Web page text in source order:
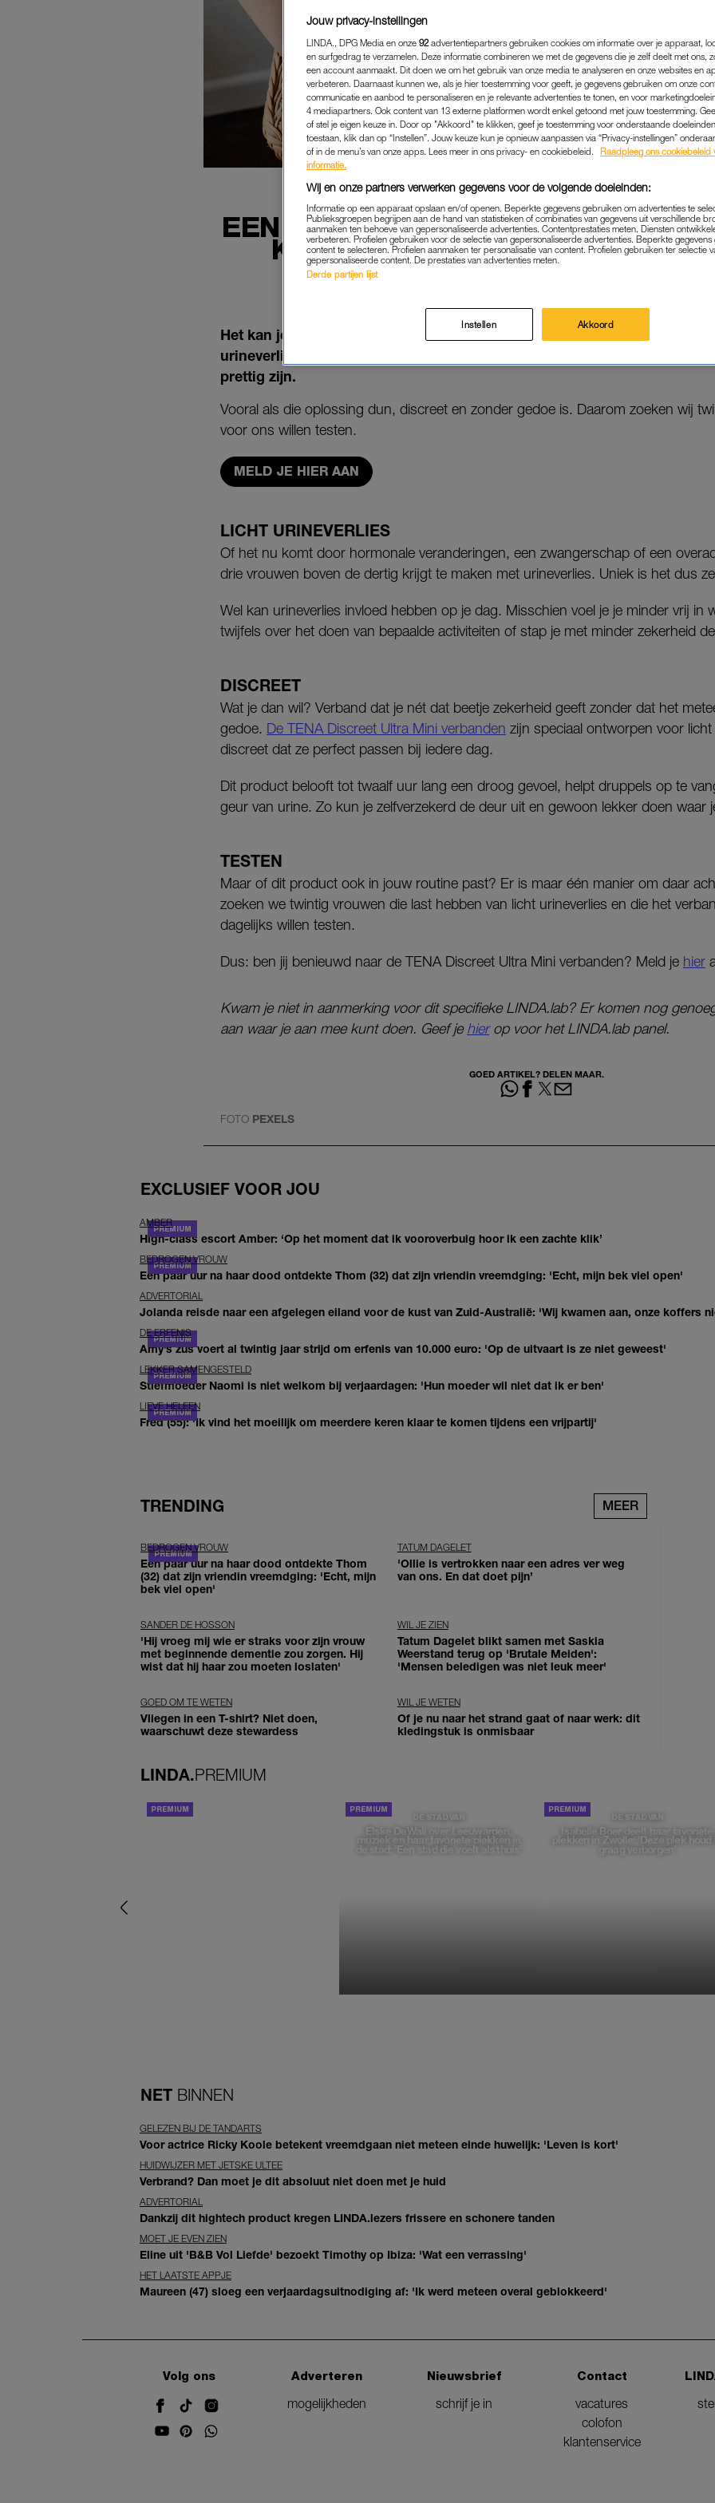
EEN OP DE DRIE VROUWEN BOVEN
KRIJGT ERMEE TE MAKEN:
ONZICHTBARE OPLOSSING
ADVERTORIAL|TENA
Het kan je zomaar overkomen tijdens het lachen, sporten of gewoon op
urineverlies. Daar hoef je je niet voor te schamen, maar toch kan een
prettig zijn.
Vooral als die oplossing dun, discreet en zonder gedoe is. Daarom zoeken wij
voor ons willen testen.
MELD JE HIER AAN
LICHT URINEVERLIES
Of het nu komt door hormonale veranderingen, een zwangerschap of een
drie vrouwen boven de dertig krijgt te maken met urineverlies. Uniek is het dus
Wel kan urineverlies invloed hebben op je dag. Misschien voel je je minder vrij in
twijfels over het doen van bepaalde activiteiten of stap je met minder zekerheid
DISCREET
Wat je dan wil? Verband dat je nét dat beetje zekerheid geeft zonder dat het
gedoe. De TENA Discreet Ultra Mini verbanden zijn speciaal ontworpen voor
discreet dat ze perfect passen bij iedere dag.
Dit product belooft tot twaalf uur lang een droog gevoel, helpt druppels op te
geur van urine. Zo kun je zelfverzekerd de deur uit en gewoon lekker doen waar
TESTEN
Maar of dit product ook in jouw routine past? Er is maar één manier om daar
zoeken we twintig vrouwen die last hebben van licht urineverlies en die het
dagelijks willen testen.
Dus: ben jij benieuwd naar de TENA Discreet Ultra Mini verbanden? Meld je hier
Kwam je niet in aanmerking voor dit specifieke LINDA.lab? Er komen nog
aan waar je aan mee kunt doen. Geef jehierop voor het LINDA.lab panel.
GOED ARTIKEL? DELEN MAAR.
FOTO PEXELS
EXCLUSIEF VOOR JOU
AMBER
High-class escort Amber: ‘Op het moment dat ik vooroverbuig hoor ik een zachte klik’
BEDROGEN VROUW
Een paar uur na haar dood ontdekte Thom (32) dat zijn vriendin vreemdging: 'Echt, mijn bek viel open'
ADVERTORIAL
Jolanda reisde naar een afgelegen eiland voor de kust van Zuid-Australië: 'Wij kwamen aan, onze koffers
DE ERFENIS
Amy’s zus voert al twintig jaar strijd om erfenis van 10.000 euro: 'Op de uitvaart is ze niet geweest'
LEKKER SAMENGESTELD
Stiefmoeder Naomi is niet welkom bij verjaardagen: 'Hun moeder wil niet dat ik er ben'
LIEVE HELEEN
Fred (55): 'Ik vind het moeilijk om meerdere keren klaar te komen tijdens een vrijpartij'
TRENDING MEER
BEDROGEN VROUW
Een paar uur na haar dood ontdekte Thom
(32) dat zijn vriendin vreemdging: 'Echt, mijn
bek viel open'
TATUM DAGELET
'Ollie is vertrokken naar een adres ver weg
van ons. En dat doet pijn’
SANDER DE HOSSON
'Hij vroeg mij wie er straks voor zijn vrouw
met beginnende dementie zou zorgen. Hij
wist dat hij haar zou moeten loslaten'
WIL JE ZIEN
Tatum Dagelet blikt samen met Saskia
Weerstand terug op 'Brutale Meiden':
'Mensen beledigen was niet leuk meer'
GOED OM TE WETEN
Vliegen in een T-shirt? Niet doen,
waarschuwt deze stewardess
WIL JE WETEN
Of je nu naar het strand gaat of naar werk: dit
kledingstuk is onmisbaar
LINDA.PREMIUM
DE STAD VAN
Elske DeWall over Leeuwarden,
muziek en haar favoriete plekken in
de stad: 'Een stad die voelt als thuis'
DE STAD VAN
Isabelle Boer deelt haar favoriete
plekken in Zwolle: 'Deze plek houd
graag verborgen'
NET BINNEN
GELEZEN BIJ DE TANDARTS
Voor actrice Ricky Koole betekent vreemdgaan niet meteen einde huwelijk: 'Leven is kort'
HUIDWIJZER MET JETSKE ULTEE
Verbrand? Dan moet je dit absoluut niet doen met je huid
ADVERTORIAL
Dankzij dit hightech product kregen LINDA.lezers frissere en schonere tanden
MOET JE EVEN ZIEN
Eline uit 'B&B Vol Liefde' bezoekt Timothy op Ibiza: 'Wat een verrassing'
HET LAATSTE APPJE
Maureen (47) sloeg een verjaardagsuitnodiging af: 'Ik werd meteen overal geblokkeerd'
Volg ons
Adverteren
mogelijkheden
Nieuwsbrief
schrijf je in
Contact
vacatures
colofon
klantenservice
Jouw privacy-instellingen
LINDA., DPG Media en onze 92 advertentiepartners gebruiken cookies om informatie over je apparaat,
en surfgedrag te verzamelen. Deze informatie combineren we met de gegevens die je zelf deelt met ons,
een account aanmaakt. Dit doen we om het gebruik van onze media te analyseren en onze websites en
verbeteren. Daarnaast kunnen we, als je hier toestemming voor geeft, je gegevens gebruiken om onze
communicatie en aanbod te personaliseren en je relevante advertenties te tonen, en voor
4 mediapartners. Ook content van 13 externe platformen wordt enkel getoond met jouw toestemming.
of stel je eigen keuze in. Door op "Akkoord" te klikken, geef je toestemming voor onderstaande
toestaan, klik dan op “Instellen”. Jouw keuze kun je opnieuw aanpassen via “Privacy-instellingen”
of in de menu’s van onze apps. Lees meer in ons privacy- en cookiebeleid.
Raadpleeg ons cookiebeleid
informatie.
Wij en onze partners verwerken gegevens voor de volgende doeleinden:
Informatie op een apparaat opslaan en/of openen. Beperkte gegevens gebruiken om advertenties te
Publieksgroepen begrijpen aan de hand van statistieken of combinaties van gegevens uit verschillende
aanmaken ten behoeve van gepersonaliseerde advertenties. Contentprestaties meten. Diensten
verbeteren. Profielen gebruiken voor de selectie van gepersonaliseerde advertenties. Beperkte
content te selecteren. Profielen aanmaken ter personalisatie van content. Profielen gebruiken ter selectie
gepersonaliseerde content. De prestaties van advertenties meten.
Derde partijen lijst
Instellen Akkoord